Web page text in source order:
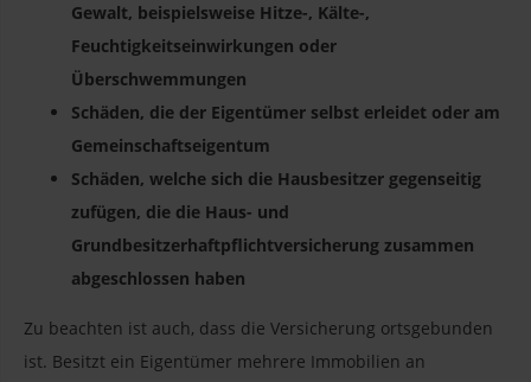
Gewalt, beispielsweise Hitze-, Kälte-,
Feuchtigkeitseinwirkungen oder
Überschwemmungen
Schäden, die der Eigentümer selbst erleidet oder am
Gemeinschaftseigentum
Schäden, welche sich die Hausbesitzer gegenseitig
zufügen, die die Haus- und
Grundbesitzerhaftpflichtversicherung zusammen
abgeschlossen haben
Zu beachten ist auch, dass die Versicherung ortsgebunden
ist. Besitzt ein Eigentümer mehrere Immobilien an